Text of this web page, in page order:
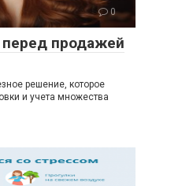
0
продажей
решение, которое
и учета множества